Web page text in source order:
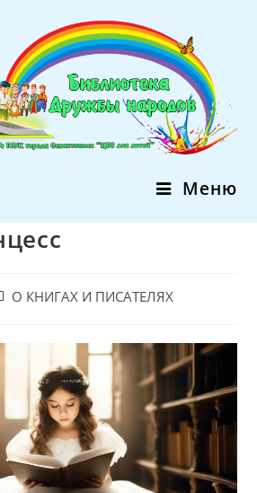
Меню
О КНИГАХ И ПИСАТЕЛЯХ